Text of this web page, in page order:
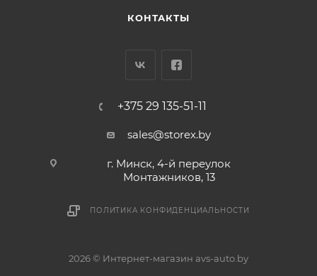
КОНТАКТЫ
+375 29 135-51-11
sales@storex.by
г. Минск, 4-й переулок
Монтажников, 13
ПОЛИТИКА КОНФИДЕНЦИАЛЬНОСТИ
2026 © Интернет-магазин avs-auto.by